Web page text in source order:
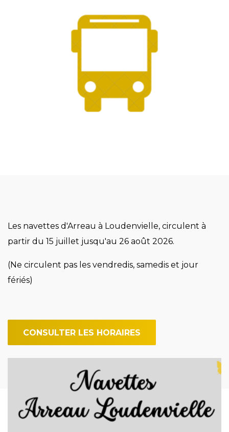
Les navettes d'Arreau à Loudenvielle, circulent à
partir du 15 juillet jusqu'au 26 août 2026.
(Ne circulent pas les vendredis, samedis et jour
fériés)
CONSULTER LES HORAIRES